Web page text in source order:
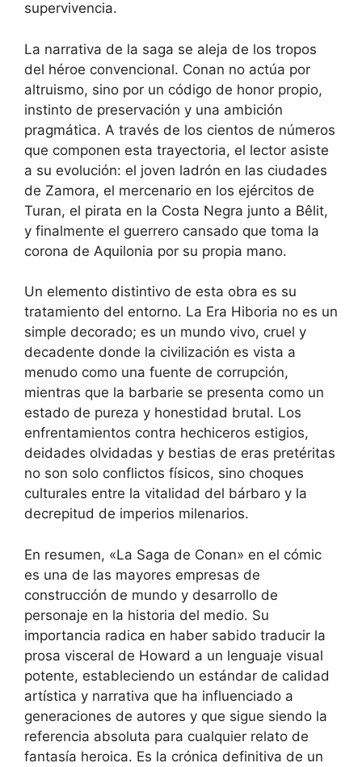
supervivencia.
La narrativa de la saga se aleja de los tropos
del héroe convencional. Conan no actúa por
altruismo, sino por un código de honor propio,
instinto de preservación y una ambición
pragmática. A través de los cientos de números
que componen esta trayectoria, el lector asiste
a su evolución: el joven ladrón en las ciudades
de Zamora, el mercenario en los ejércitos de
Turan, el pirata en la Costa Negra junto a Bêlit,
y finalmente el guerrero cansado que toma la
corona de Aquilonia por su propia mano.
Un elemento distintivo de esta obra es su
tratamiento del entorno. La Era Hiboria no es un
simple decorado; es un mundo vivo, cruel y
decadente donde la civilización es vista a
menudo como una fuente de corrupción,
mientras que la barbarie se presenta como un
estado de pureza y honestidad brutal. Los
enfrentamientos contra hechiceros estigios,
deidades olvidadas y bestias de eras pretéritas
no son solo conflictos físicos, sino choques
culturales entre la vitalidad del bárbaro y la
decrepitud de imperios milenarios.
En resumen, «La Saga de Conan» en el cómic
es una de las mayores empresas de
construcción de mundo y desarrollo de
personaje en la historia del medio. Su
importancia radica en haber sabido traducir la
prosa visceral de Howard a un lenguaje visual
potente, estableciendo un estándar de calidad
artística y narrativa que ha influenciado a
generaciones de autores y que sigue siendo la
referencia absoluta para cualquier relato de
fantasía heroica. Es la crónica definitiva de un